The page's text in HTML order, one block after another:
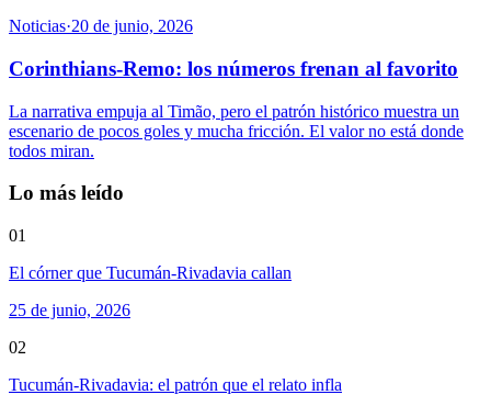
Noticias·20 de junio, 2026
Corinthians-Remo: los números frenan al favorito
La narrativa empuja al Timão, pero el patrón histórico muestra un
escenario de pocos goles y mucha fricción. El valor no está donde
todos miran.
Lo más leído
01
El córner que Tucumán-Rivadavia callan
25 de junio, 2026
02
Tucumán-Rivadavia: el patrón que el relato infla